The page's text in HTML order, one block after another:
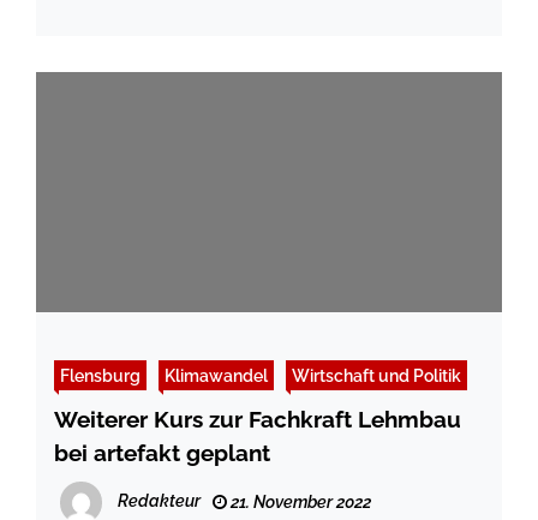
Flensburg Klimawandel Wirtschaft und Politik
Weiterer Kurs zur Fachkraft Lehmbau
bei artefakt geplant
Redakteur 21. November 2022